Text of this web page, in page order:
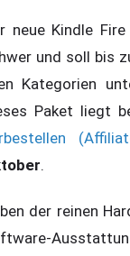
neue Kindle
und soll bis
Kategorien
Paket liegt
.
der reinen